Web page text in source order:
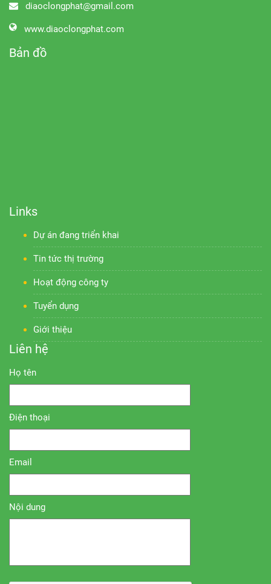
diaoclongphat@gmail.com
www.diaoclongphat.com
Bản đồ
Links
Dự án đang triển khai
Tin tức thị trường
Hoạt động công ty
Tuyển dụng
Giới thiệu
Liên hệ
Họ tên
Điện thoại
Email
Nội dung